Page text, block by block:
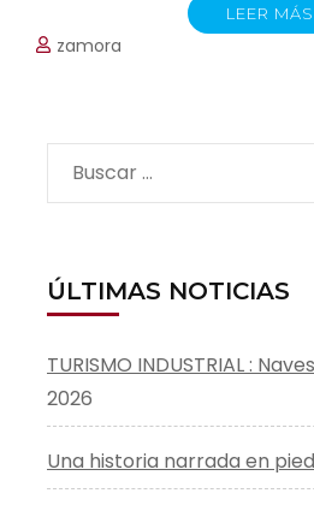
LEER MÁS
zamora
Buscar:
ÚLTIMAS NOTICIAS
TURISMO INDUSTRIAL :
2026
Una historia narrada en